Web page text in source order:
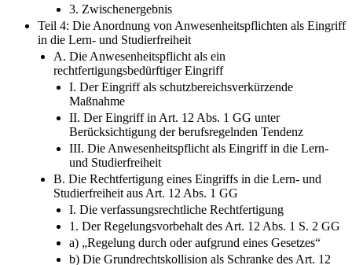
3. Zwischenergebnis
Teil 4: Die Anordnung von Anwesenheitspflichten als Eingriff
in die Lern- und Studierfreiheit
A. Die Anwesenheitspflicht als ein
rechtfertigungsbedürftiger Eingriff
I. Der Eingriff als schutzbereichsverkürzende
Maßnahme
II. Der Eingriff in Art. 12 Abs. 1 GG unter
Berücksichtigung der berufsregelnden Tendenz
III. Die Anwesenheitspflicht als Eingriff in die Lern-
und Studierfreiheit
B. Die Rechtfertigung eines Eingriffs in die Lern- und
Studierfreiheit aus Art. 12 Abs. 1 GG
I. Die verfassungsrechtliche Rechtfertigung
1. Der Regelungsvorbehalt des Art. 12 Abs. 1 S. 2 GG
a) „Regelung durch oder aufgrund eines Gesetzes“
b) Die Grundrechtskollision als Schranke des Art. 12